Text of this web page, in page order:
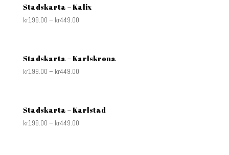
Stadskarta – Kalix
kr199.00 – kr449.00
Stadskarta – Karlskrona
kr199.00 – kr449.00
Stadskarta – Karlstad
kr199.00 – kr449.00